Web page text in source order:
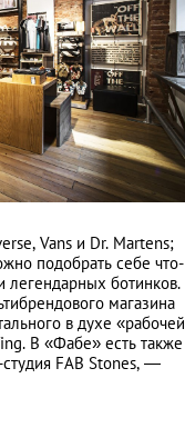
Vans и Dr. Martens;
подобрать себе что-
легендарных ботинков.
магазина
в духе «рабочей
В «Фабе» есть также
FAB Stones, —